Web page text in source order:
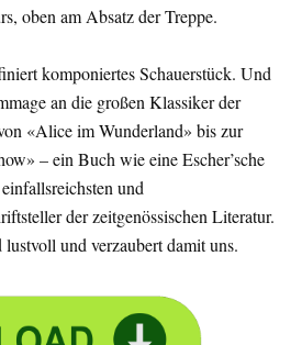
oben am Absatz der Treppe.
komponiertes Schauerstück. Und
an die großen Klassiker der
«Alice im Wunderland» bis zur
– ein Buch wie eine Escher’sche
und
der zeitgenössischen Literatur.
und verzaubert damit uns.